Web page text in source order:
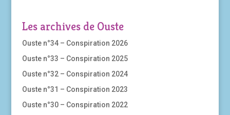
Les archives de Ouste
Ouste n°34 – Conspiration 2026
Ouste n°33 – Conspiration 2025
Ouste n°32 – Conspiration 2024
Ouste n°31 – Conspiration 2023
Ouste n°30 – Conspiration 2022